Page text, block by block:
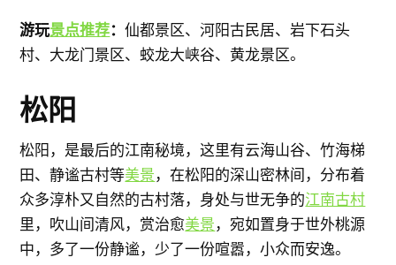
游玩景点推荐：仙都景区、河阳古民居、岩下石头
村、大龙门景区、蛟龙大峡谷、黄龙景区。
松阳
松阳，是最后的江南秘境，这里有云海山谷、竹海梯
田、静谧古村等美景，在松阳的深山密林间，分布着
众多淳朴又自然的古村落，身处与世无争的江南古村
里，吹山间清风，赏治愈美景，宛如置身于世外桃源
中，多了一份静谧，少了一份喧嚣，小众而安逸。